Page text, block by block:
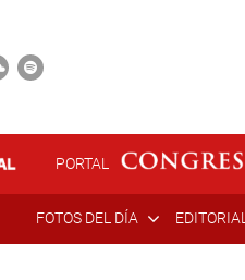
PORTAL
FOTOS DEL DÍA EDITORIAL